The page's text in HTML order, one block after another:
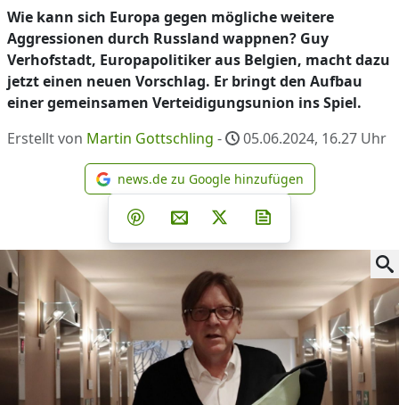
Wie kann sich Europa gegen mögliche weitere
Aggressionen durch Russland wappnen? Guy
Verhofstadt, Europapolitiker aus Belgien, macht dazu
jetzt einen neuen Vorschlag. Er bringt den Aufbau
einer gemeinsamen Verteidigungsunion ins Spiel.
Erstellt von Martin Gottschling - 05.06.2024, 16.27 Uhr
news.de zu Google
news.de zu Google hinzufügen
Teilen auf Facebook
Teilen auf Whatsapp
Teilen auf Telegram
Teilen auf Pinterest
Per E-Mail teilen
Post auf X